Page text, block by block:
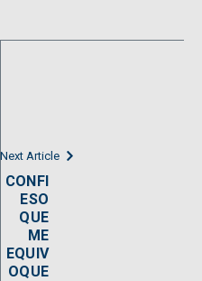
Next Article
CONFI
ESO
QUE
ME
EQUIV
OQUE